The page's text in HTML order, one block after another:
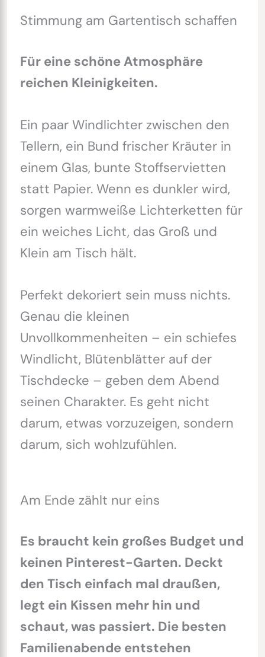
Stimmung am Gartentisch schaffen
Für eine schöne Atmosphäre
reichen Kleinigkeiten.
Ein paar Windlichter zwischen den
Tellern, ein Bund frischer Kräuter in
einem Glas, bunte Stoffservietten
statt Papier. Wenn es dunkler wird,
sorgen warmweiße Lichterketten für
ein weiches Licht, das Groß und
Klein am Tisch hält.
Perfekt dekoriert sein muss nichts.
Genau die kleinen
Unvollkommenheiten – ein schiefes
Windlicht, Blütenblätter auf der
Tischdecke – geben dem Abend
seinen Charakter. Es geht nicht
darum, etwas vorzuzeigen, sondern
darum, sich wohlzufühlen.
Am Ende zählt nur eins
Es braucht kein großes Budget und
keinen Pinterest-Garten. Deckt
den Tisch einfach mal draußen,
legt ein Kissen mehr hin und
schaut, was passiert. Die besten
Familienabende entstehen